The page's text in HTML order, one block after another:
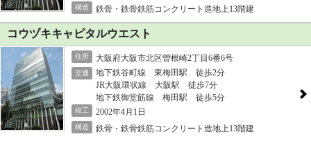
構造 鉄骨・鉄骨鉄筋コンクリート造地上13階建
コウヅキキャピタルウエスト
住所 大阪府大阪市北区曽根崎2丁目6番6号
交通
地下鉄谷町線 東梅田駅 徒歩2分
JR大阪環状線 大阪駅 徒歩7分
地下鉄御堂筋線 梅田駅 徒歩5分
竣工 2002年4月1日
構造 鉄骨・鉄骨鉄筋コンクリート造地上13階建